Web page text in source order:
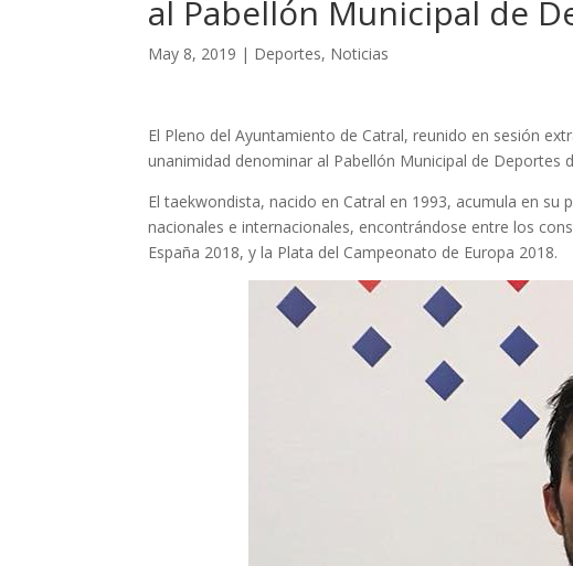
al Pabellón Municipal de
May 8, 2019 | Deportes, Noticias
El Pleno del Ayuntamiento de Catral, reunido en sesión
unanimidad denominar al Pabellón Municipal de Deportes
El taekwondista, nacido en Catral en 1993, acumula en
nacionales e internacionales, encontrándose entre los
España 2018, y la Plata del Campeonato de Europa 2018.